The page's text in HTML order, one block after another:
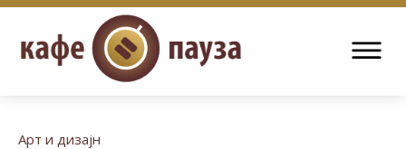
Арт и дизајн